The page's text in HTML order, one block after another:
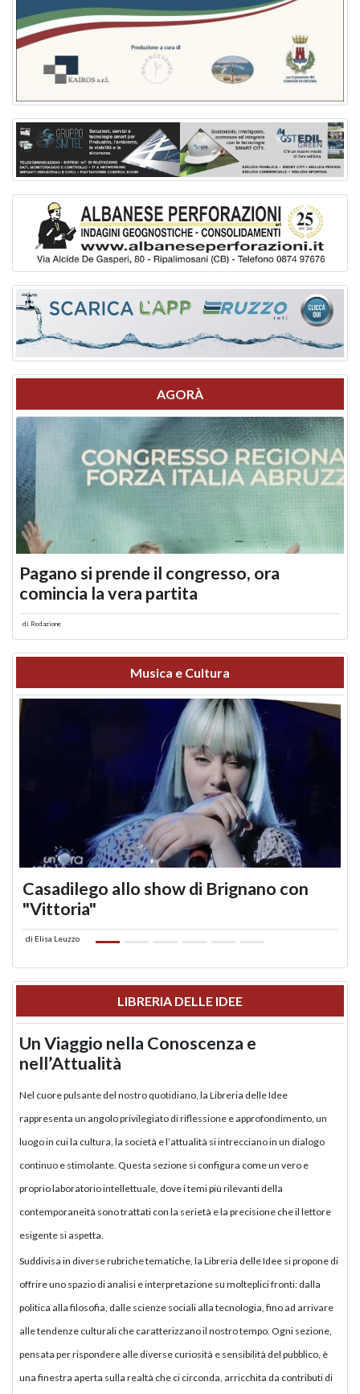
AGORÀ
Pagano si prende il congresso, ora
comincia la vera partita
di Redazione
Musica e Cultura
Casadilego allo show di Brignano con
"Vittoria"
di Elisa Leuzzo
LIBRERIA DELLE IDEE
Un Viaggio nella Conoscenza e
nell’Attualità
Nel cuore pulsante del nostro quotidiano, la Libreria delle Idee
rappresenta un angolo privilegiato di riflessione e approfondimento, un
luogo in cui la cultura, la società e l’attualità si intrecciano in un dialogo
continuo e stimolante. Questa sezione si configura come un vero e
proprio laboratorio intellettuale, dove i temi più rilevanti della
contemporaneità sono trattati con la serietà e la precisione che il lettore
esigente si aspetta.
Suddivisa in diverse rubriche tematiche, la Libreria delle Idee si propone di
offrire uno spazio di analisi e interpretazione su molteplici fronti: dalla
politica alla filosofia, dalle scienze sociali alla tecnologia, fino ad arrivare
alle tendenze culturali che caratterizzano il nostro tempo. Ogni sezione,
pensata per rispondere alle diverse curiosità e sensibilità del pubblico, è
una finestra aperta sulla realtà che ci circonda, arricchita da contributi di